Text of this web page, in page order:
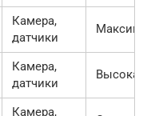
Камера,
датчики
Камера,
датчики
Высокая
Камера,